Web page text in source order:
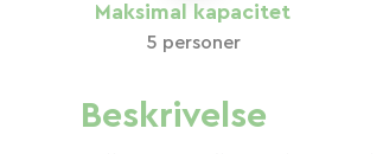
Maksimal kapacitet
5 personer
Beskrivelse